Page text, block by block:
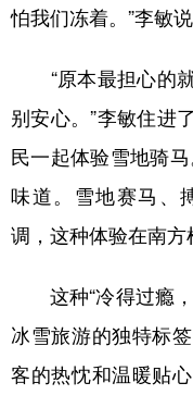
食品 人居
彩票 娱乐
公益 一
文化产业
地方频道
北京 天
怕我们冻着。”李敏说
“原本最担心的就
别安心。”李敏住进
民一起体验雪地骑
味道。雪地赛马、
调，这种体验在南方
这种“冷得过瘾，
冰雪旅游的独特标
客的热忱和温暖贴